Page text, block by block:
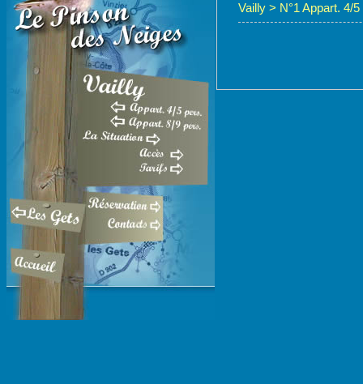
Vailly > N°1 Appart. 4/